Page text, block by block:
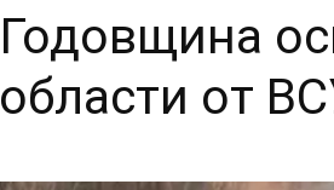
Годовщина
области от